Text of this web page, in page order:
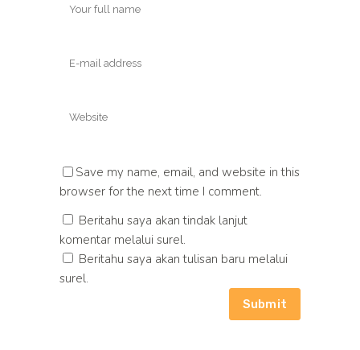
Save my name, email, and website in this
browser for the next time I comment.
Beritahu saya akan tindak lanjut
komentar melalui surel.
Beritahu saya akan tulisan baru melalui
surel.